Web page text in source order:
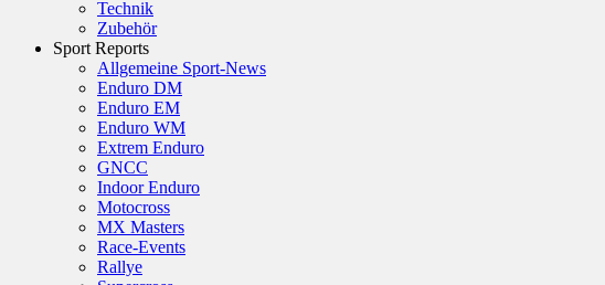
Technik
Zubehör
Sport Reports
Allgemeine Sport-News
Enduro DM
Enduro EM
Enduro WM
Extrem Enduro
GNCC
Indoor Enduro
Motocross
MX Masters
Race-Events
Rallye